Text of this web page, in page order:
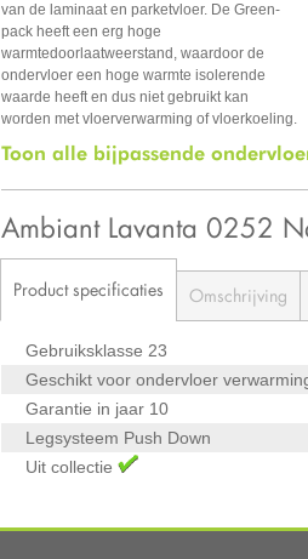
van de laminaat en parketvloer. De Green-
pack heeft een erg hoge
warmtedoorlaatweerstand, waardoor de
ondervloer een hoge warmte isolerende
waarde heeft en dus niet gebruikt kan
worden met vloerverwarming of vloerkoeling.
Toon alle bijpassende
Ambiant Lavanta 0252
Product specificaties Omschrijving
Gebruiksklasse 23
Geschikt voor ondervloer
Garantie in jaar 10
Legsysteem Push Down
Uit collectie